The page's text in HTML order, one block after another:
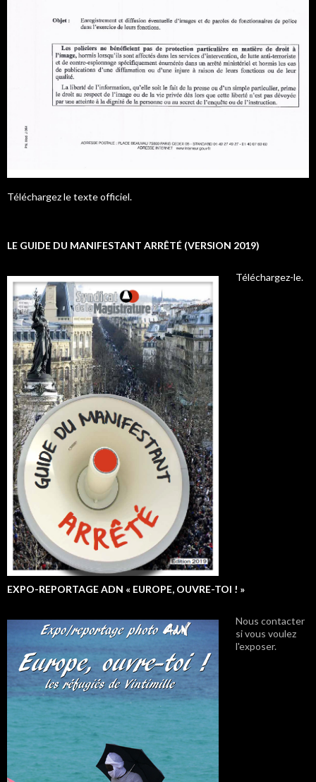
Téléchargez le texte officiel.
LE GUIDE DU MANIFESTANT ARRÊTÉ (VERSION 2019)
Téléchargez-le.
EXPO-REPORTAGE ADN « EUROPE, OUVRE-TOI ! »
Nous contacter
si vous voulez
l'exposer.